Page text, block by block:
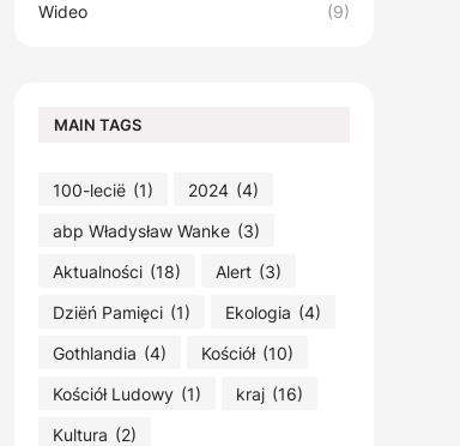
Wideo (9)
MAIN TAGS
100-lecië (1) 2024 (4)
abp Władysław Wanke (3)
Aktualności (18) Alert (3)
Dziëń Pamięci (1) Ekologia (4)
Gothlandia (4) Kościół (10)
Kościół Ludowy (1) kraj (16)
Kultura (2)